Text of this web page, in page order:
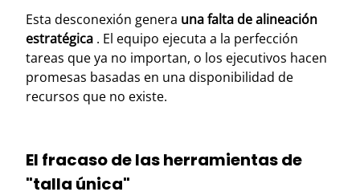
Esta desconexión genera una falta de alineación
estratégica . El equipo ejecuta a la perfección
tareas que ya no importan, o los ejecutivos hacen
promesas basadas en una disponibilidad de
recursos que no existe.
El fracaso de las herramientas de
"talla única"